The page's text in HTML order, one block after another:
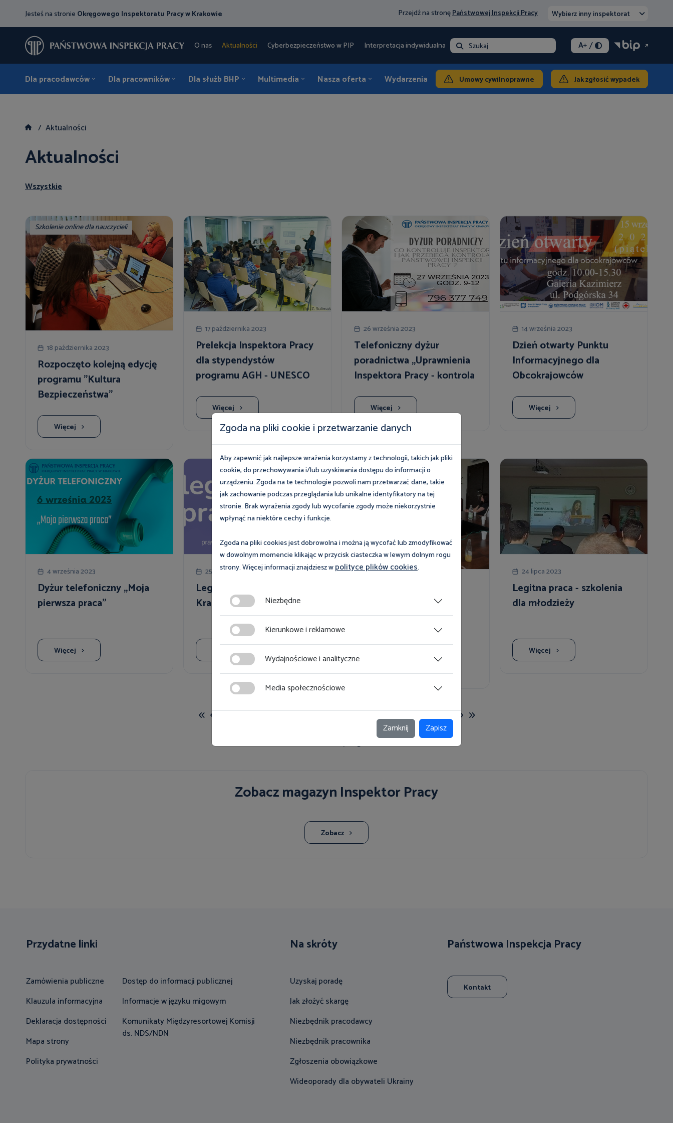
Jesteś na stronie Okręgowego Inspektoratu Pracy w Krakowie Przejdź na stronęPaństwowej Inspekcji Pracy Wybierz inny inspektorat
O nas Aktualności Cyberbezpieczeństwo w PIP Interpretacja indywidualna - opłataSzukaj A+/
Dla pracodawców Dla pracowników Dla służb BHP Multimedia Nasza oferta Wydarzenia KontaktUmowy cywilnoprawne Jak zgłosić wypadek
Aktualności
Aktualności
Wszystkie
Szkolenie online dla nauczycieli
18 października 2023
Rozpoczęto kolejną edycję
programu "Kultura
Bezpieczeństwa"
Więcej
17 października 2023
Prelekcja Inspektora Pracy
dla stypendystów
programu AGH - UNESCO
Więcej
26 września 2023
Telefoniczny dyżur
poradnictwa „Uprawnienia
Inspektora Pracy - kontrola
Więcej
14 września 2023
Dzień otwarty Punktu
Informacyjnego dla
Obcokrajowców
Więcej
4 września 2023
Dyżur telefoniczny „Moja
pierwsza praca”
Więcej
25 sierpnia 2023
Legitna praca w Radio
Kraków
Więcej
Szkolenie w ramach
programu „Zdobądź
24 lipca 2023
Legitna praca - szkolenia
dla młodzieży
Więcej
23 24 25
Strona 24 z 25
Zobacz magazyn Inspektor Pracy
Zobacz
Przydatne linki
Zamówienia publiczne
Klauzula informacyjna
Deklaracja dostępności
Mapa strony
Polityka prywatności
Dostęp do informacji publicznej
Informacje w języku migowym
Komunikaty Międzyresortowej Komisji
ds. NDS/NDN
Na skróty
Uzyskaj poradę
Jak złożyć skargę
Niezbędnik pracodawcy
Niezbędnik pracownika
Zgłoszenia obowiązkowe
Wideoporady dla obywateli Ukrainy
Państwowa Inspekcja Pracy
Kontakt
Zgoda na pliki cookie i przetwarzanie danych
Aby zapewnić jak najlepsze wrażenia korzystamy z technologii, takich jak pliki
cookie, do przechowywania i/lub uzyskiwania dostępu do informacji o
urządzeniu. Zgoda na te technologie pozwoli nam przetwarzać dane, takie
jak zachowanie podczas przeglądania lub unikalne identyfikatory na tej
stronie. Brak wyrażenia zgody lub wycofanie zgody może niekorzystnie
wpłynąć na niektóre cechy i funkcje.
Zgoda na pliki cookies jest dobrowolna i można ją wycofać lub zmodyfikować
w dowolnym momencie klikając w przycisk ciasteczka w lewym dolnym rogu
strony. Więcej informacji znajdziesz wpolityce plików cookies.
Niezbędne
Kierunkowe i reklamowe
Wydajnościowe i analityczne
Media społecznościowe
Zamknij Zapisz